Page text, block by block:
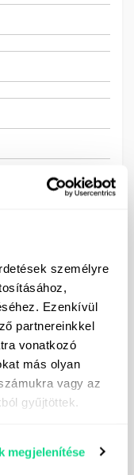
személyre
Ezenkívül
partnereinkkel
vonatkozó
más olyan
vagy az
gyűjtöttek.
megjelenítése